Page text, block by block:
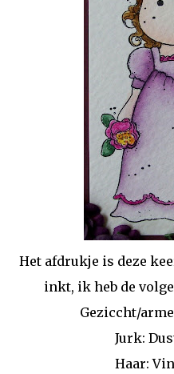
Het afdrukje is deze
inkt, ik heb de
Geziccht/
Jurk:
Haar: